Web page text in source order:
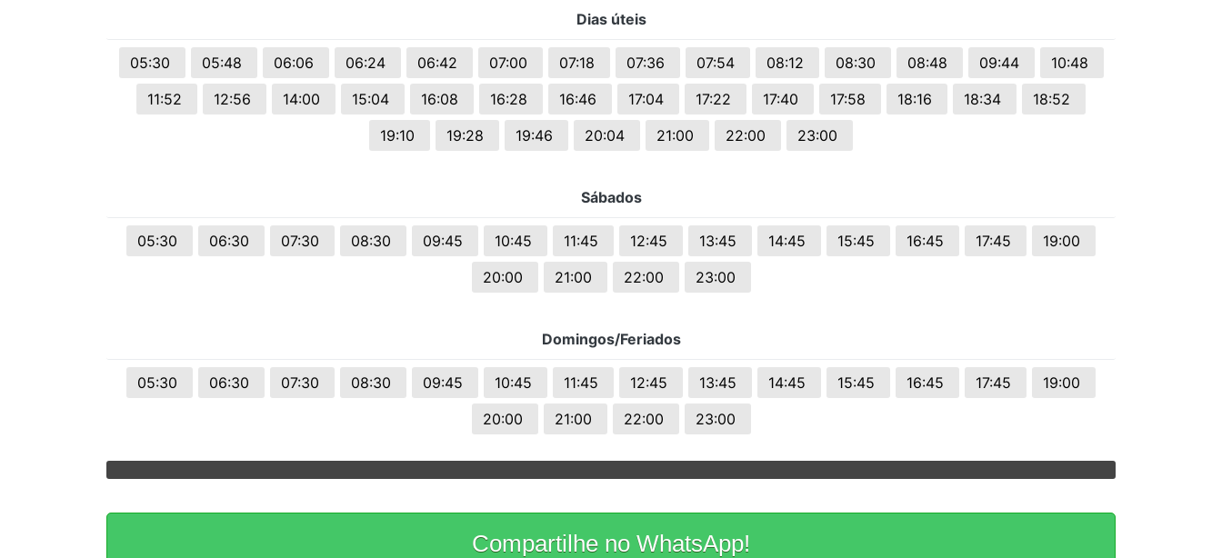
Dias úteis
05:30 05:48 06:06 06:24 06:42 07:00 07:18 07:36 07:54 08:12 08:30 08:48 09:44
10:48
11:52
12:56 14:00 15:04 16:08 16:28 16:46 17:04 17:22 17:40 17:58 18:16 18:34
18:52
19:10
19:28 19:46 20:04 21:00 22:00 23:00
Sábados
05:30 06:30 07:30 08:30 09:45 10:45 11:45 12:45 13:45 14:45 15:45 16:45 17:45
19:00
20:00
21:00 22:00 23:00
Domingos/Feriados
05:30 06:30 07:30 08:30 09:45 10:45 11:45 12:45 13:45 14:45 15:45 16:45 17:45
19:00
20:00
21:00 22:00 23:00
Compartilhe no WhatsApp!